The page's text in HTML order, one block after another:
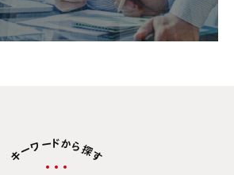
キーワ ー ドから探す